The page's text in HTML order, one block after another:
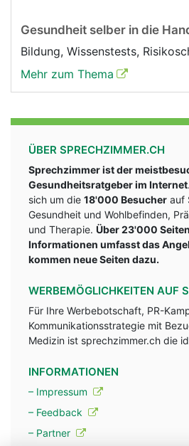
Gesundheit selber in die
Bildung, Wissenstests,
Mehr zum Thema
ÜBER SPRECHZIMMER.CH
Sprechzimmer ist der
Gesundheitsratgeber im Internet
sich um die 18'000 Besucher auf
Gesundheit und Wohlbefinden,
und Therapie. Über 23'000
Informationen umfasst das
kommen neue Seiten dazu.
WERBEMÖGLICHKEITEN AUF
Für Ihre Werbebotschaft, PR-
Kommunikationsstrategie mit
Medizin ist sprechzimmer.ch die
INFORMATIONEN
– Impressum
– Feedback
– Partner